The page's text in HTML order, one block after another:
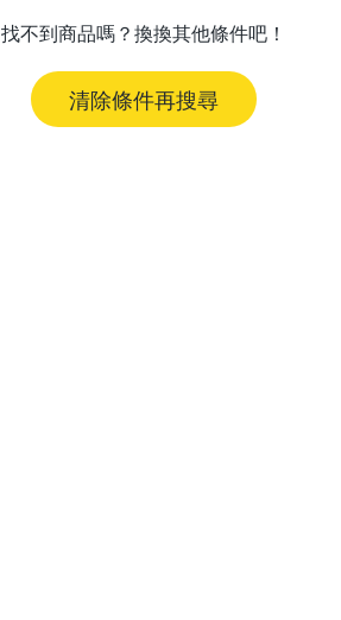
找不到商品嗎？換換其他條件吧！
清除條件再搜尋